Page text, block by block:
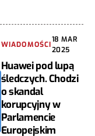
WIADOMOŚCI
18 MAR
2025
Huawei pod lupą
śledczych. Chodzi
o skandal
korupcyjny w
Parlamencie
Europejskim